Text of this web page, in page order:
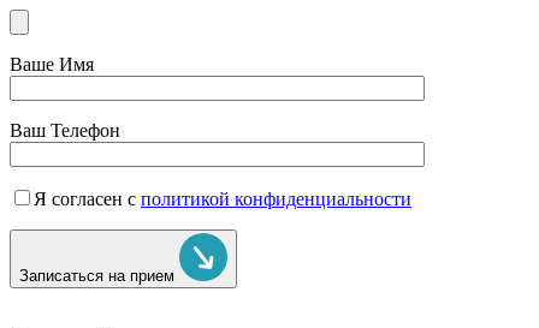
Ваше Имя
Ваш Телефон
Я согласен с политикой конфиденциальности
Записаться на прием